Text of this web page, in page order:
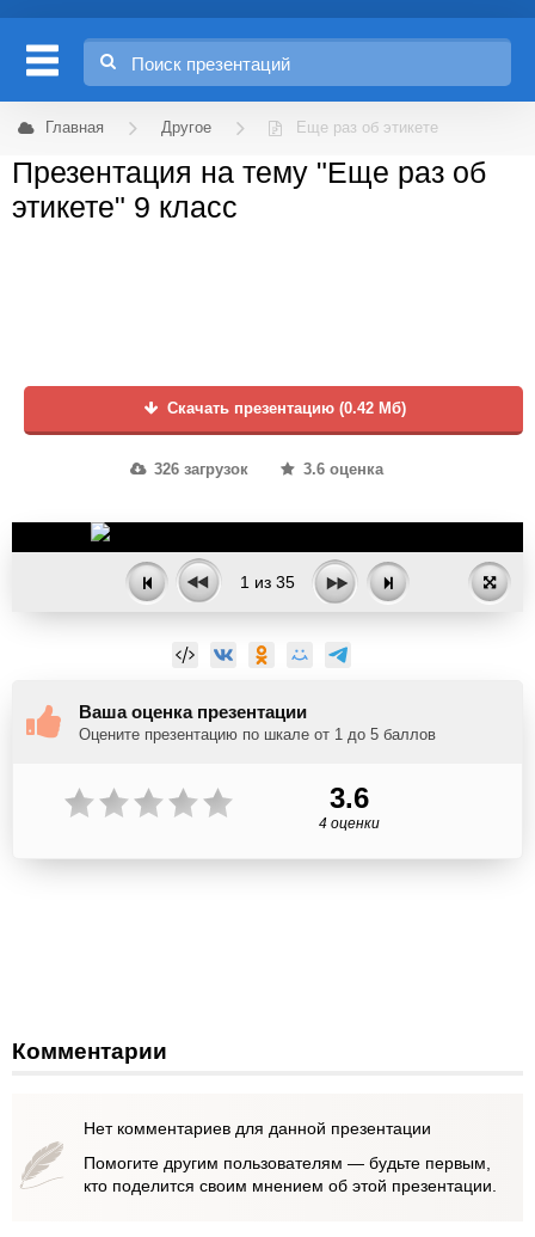
Главная Другое Еще раз об этикете
Презентация на тему "Еще раз об
этикете" 9 класс
Скачать презентацию (0.42 Мб)
326 загрузок 3.6 оценка
1 из 35
Ваша оценка презентации
Оцените презентацию по шкале от 1 до 5 баллов
3.6
4 оценки
Комментарии
Нет комментариев для данной презентации
Помогите другим пользователям — будьте первым,
кто поделится своим мнением об этой презентации.